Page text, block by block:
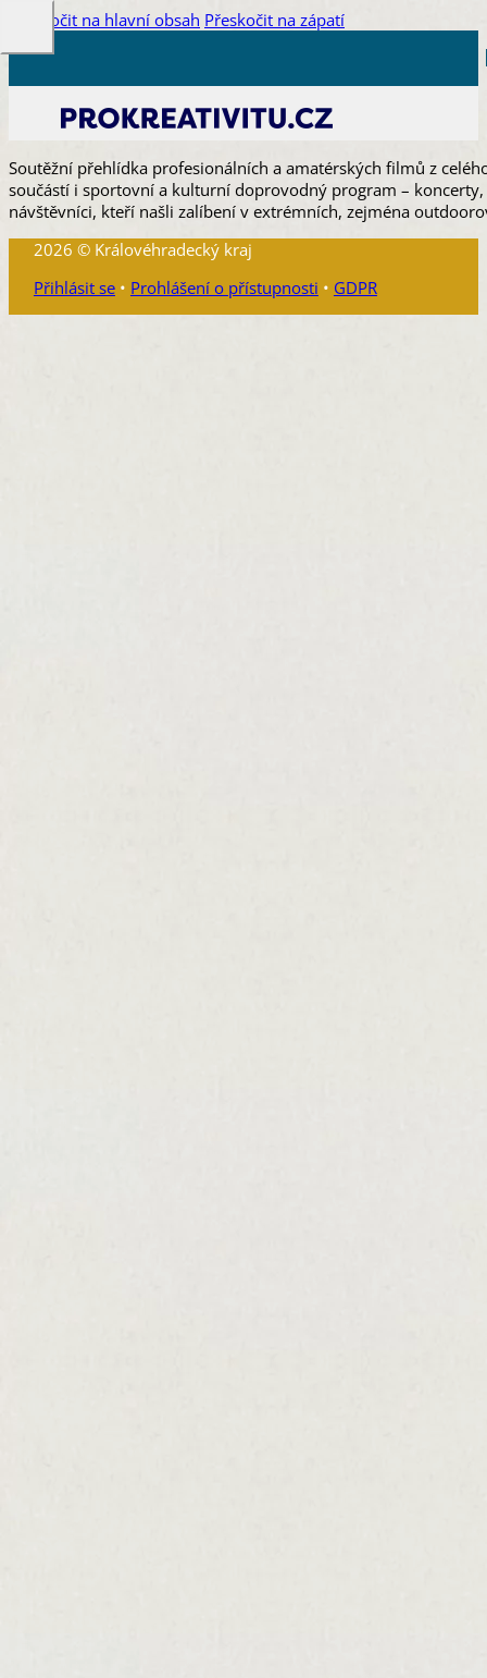
Přeskočit na hlavní obsah Přeskočit na zápatí
Soutěžní přehlídka profesionálních a amatérských filmů z
součástí i sportovní a kulturní doprovodný program –
návštěvníci, kteří našli zalíbení v extrémních, zejména
2026 © Královéhradecký kraj
Přihlásit se• Prohlášení o přístupnosti • GDPR